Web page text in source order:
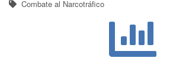
Combate al Narcotráfico